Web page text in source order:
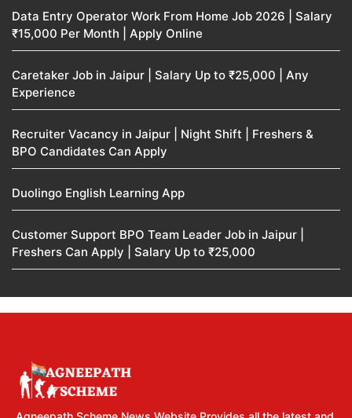
Data Entry Operator Work From Home Job 2026 | Salary
₹15,000 Per Month | Apply Online
Caretaker Job in Jaipur | Salary Up to ₹25,000 | Any
Experience
Recruiter Vacancy in Jaipur | Night Shift | Freshers &
BPO Candidates Can Apply
Duolingo English Learning App
Customer Support BPO Team Leader Job in Jaipur |
Freshers Can Apply | Salary Up to ₹25,000